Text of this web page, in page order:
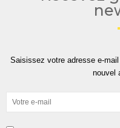
Saisissez votre adresse e-
nouvel